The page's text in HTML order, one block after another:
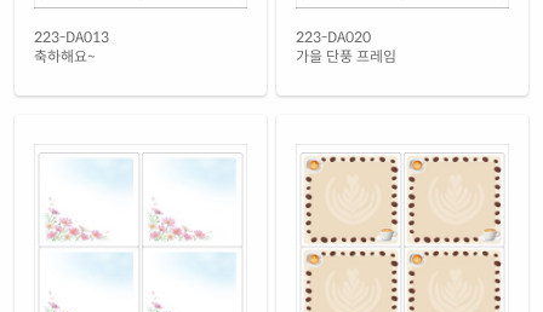
흰색 광택 방수 잉크젯
잉크젯 전용
RV223LU-DA644
잉크젯 전용
흰색 광택 레이저
레이저 전용
재질 설명
223-DA013
축하해요~
223-DA020
가을 단풍 프레임